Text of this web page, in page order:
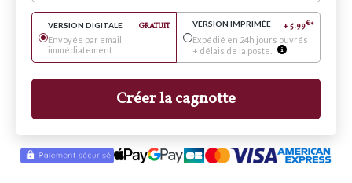
VERSION DIGITALE GRATUIT
Envoyée par email
immédiatement
VERSION IMPRIMÉE +5.99€*
Expédié en 24h jours ouvrés
+ délais de la poste.
Créer la cagnotte